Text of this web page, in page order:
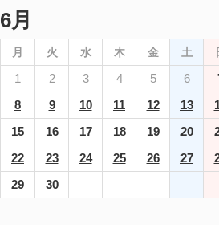
6月
月 火 水 木 金 土
1 2 3 4 5 6
8
9 10 11 12 13
15
16 17 18 19 20
22
23 24 25 26 27
29
30